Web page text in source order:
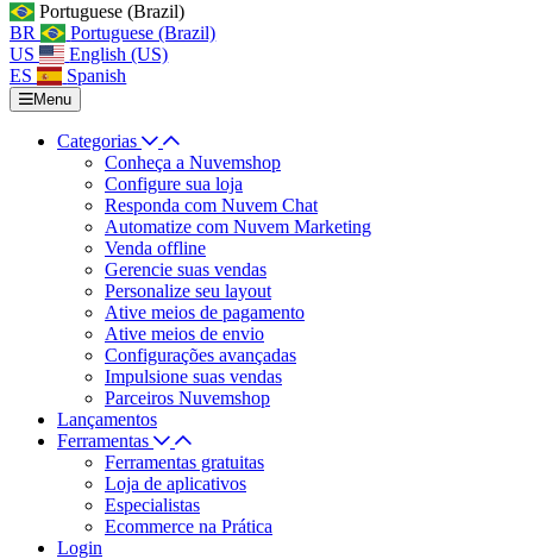
Portuguese (Brazil)
BR
Portuguese (Brazil)
US
English (US)
ES
Spanish
Menu
Categorias
Conheça a Nuvemshop
Configure sua loja
Responda com Nuvem Chat
Automatize com Nuvem Marketing
Venda offline
Gerencie suas vendas
Personalize seu layout
Ative meios de pagamento
Ative meios de envio
Configurações avançadas
Impulsione suas vendas
Parceiros Nuvemshop
Lançamentos
Ferramentas
Ferramentas gratuitas
Loja de aplicativos
Especialistas
Ecommerce na Prática
Login